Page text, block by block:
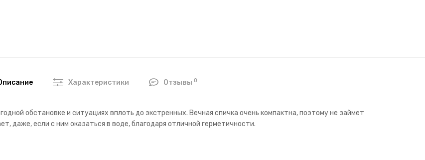
Характеристики Отзывы 0
обстановке и ситуациях вплоть до экстренных. Вечная спичка очень компактна, поэтому не займет
даже, если с ним оказаться в воде, благодаря отличной герметичности.